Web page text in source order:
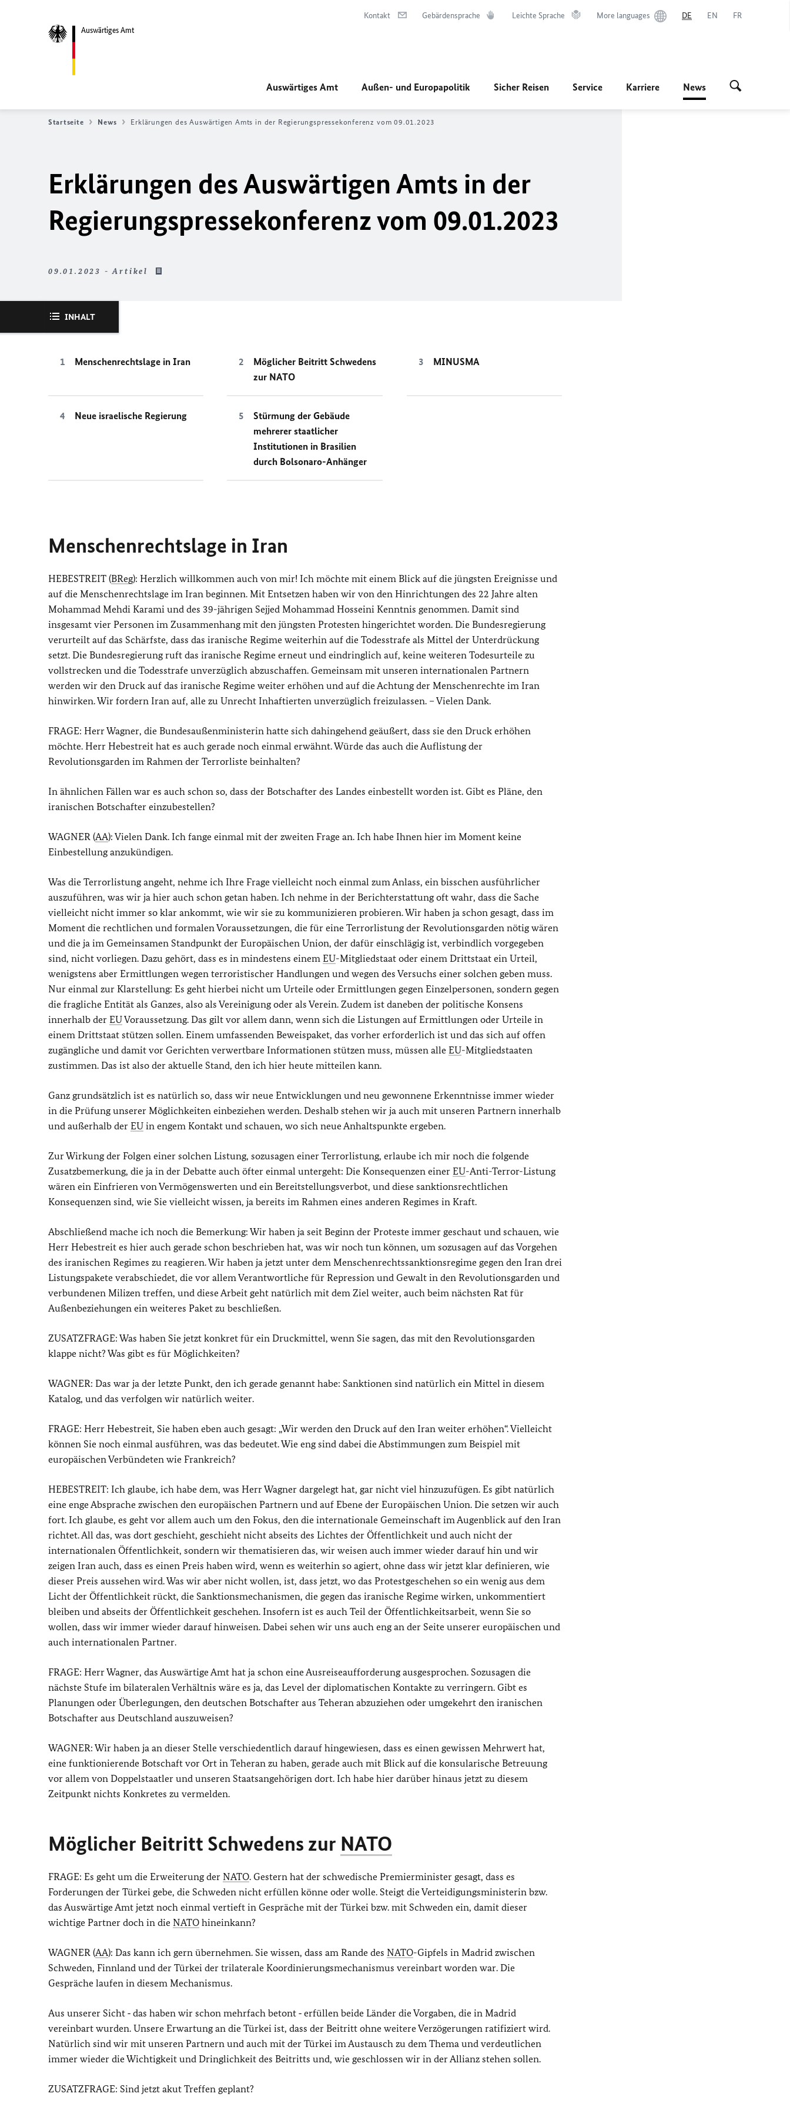
Auswärtiges Amt
Kontakt Gebärdensprache Leichte Sprache More languages DE EN FR
Auswärtiges Amt Außen- und Europapolitik Sicher Reisen Service Karriere News
Startseite News Erklärungen des Auswärtigen Amts in der Regierungspressekonferenz vom 09.01.2023
Erklärungen des Auswärtigen Amts in der
Regierungspressekonferenz vom 09.01.2023
09.01.2023 - Artikel
INHALT
Menschenrechtslage in Iran
Möglicher Beitritt Schwedens
zur NATO
MINUSMA
Neue israelische Regierung
Stürmung der Gebäude
mehrerer staatlicher
Institutionen in Brasilien
durch Bolsonaro-Anhänger
Menschenrechtslage in Iran
HEBESTREIT (BReg): Herzlich willkommen auch von mir! Ich möchte mit einem Blick auf die jüngsten Ereignisse und
auf die Menschenrechtslage im Iran beginnen. Mit Entsetzen haben wir von den Hinrichtungen des 22 Jahre alten
Mohammad Mehdi Karami und des 39-jährigen Sejjed Mohammad Hosseini Kenntnis genommen. Damit sind
insgesamt vier Personen im Zusammenhang mit den jüngsten Protesten hingerichtet worden. Die Bundesregierung
verurteilt auf das Schärfste, dass das iranische Regime weiterhin auf die Todesstrafe als Mittel der Unterdrückung
setzt. Die Bundesregierung ruft das iranische Regime erneut und eindringlich auf, keine weiteren Todesurteile zu
vollstrecken und die Todesstrafe unverzüglich abzuschaffen. Gemeinsam mit unseren internationalen Partnern
werden wir den Druck auf das iranische Regime weiter erhöhen und auf die Achtung der Menschenrechte im Iran
hinwirken. Wir fordern Iran auf, alle zu Unrecht Inhaftierten unverzüglich freizulassen. – Vielen Dank.
FRAGE: Herr Wagner, die Bundesaußenministerin hatte sich dahingehend geäußert, dass sie den Druck erhöhen
möchte. Herr Hebestreit hat es auch gerade noch einmal erwähnt. Würde das auch die Auflistung der
Revolutionsgarden im Rahmen der Terrorliste beinhalten?
In ähnlichen Fällen war es auch schon so, dass der Botschafter des Landes einbestellt worden ist. Gibt es Pläne, den
iranischen Botschafter einzubestellen?
WAGNER (AA): Vielen Dank. Ich fange einmal mit der zweiten Frage an. Ich habe Ihnen hier im Moment keine
Einbestellung anzukündigen.
Was die Terrorlistung angeht, nehme ich Ihre Frage vielleicht noch einmal zum Anlass, ein bisschen ausführlicher
auszuführen, was wir ja hier auch schon getan haben. Ich nehme in der Berichterstattung oft wahr, dass die Sache
vielleicht nicht immer so klar ankommt, wie wir sie zu kommunizieren probieren. Wir haben ja schon gesagt, dass im
Moment die rechtlichen und formalen Voraussetzungen, die für eine Terrorlistung der Revolutionsgarden nötig wären
und die ja im Gemeinsamen Standpunkt der Europäischen Union, der dafür einschlägig ist, verbindlich vorgegeben
sind, nicht vorliegen. Dazu gehört, dass es in mindestens einem EU-Mitgliedstaat oder einem Drittstaat ein Urteil,
wenigstens aber Ermittlungen wegen terroristischer Handlungen und wegen des Versuchs einer solchen geben muss.
Nur einmal zur Klarstellung: Es geht hierbei nicht um Urteile oder Ermittlungen gegen Einzelpersonen, sondern gegen
die fragliche Entität als Ganzes, also als Vereinigung oder als Verein. Zudem ist daneben der politische Konsens
innerhalb der EUVoraussetzung. Das gilt vor allem dann, wenn sich die Listungen auf Ermittlungen oder Urteile in
einem Drittstaat stützen sollen. Einem umfassenden Beweispaket, das vorher erforderlich ist und das sich auf offen
zugängliche und damit vor Gerichten verwertbare Informationen stützen muss, müssen alle EU-Mitgliedstaaten
zustimmen. Das ist also der aktuelle Stand, den ich hier heute mitteilen kann.
Ganz grundsätzlich ist es natürlich so, dass wir neue Entwicklungen und neu gewonnene Erkenntnisse immer wieder
in die Prüfung unserer Möglichkeiten einbeziehen werden. Deshalb stehen wir ja auch mit unseren Partnern innerhalb
und außerhalb der EU in engem Kontakt und schauen, wo sich neue Anhaltspunkte ergeben.
Zur Wirkung der Folgen einer solchen Listung, sozusagen einer Terrorlistung, erlaube ich mir noch die folgende
Zusatzbemerkung, die ja in der Debatte auch öfter einmal untergeht: Die Konsequenzen einer EU-Anti-Terror-Listung
wären ein Einfrieren von Vermögenswerten und ein Bereitstellungsverbot, und diese sanktionsrechtlichen
Konsequenzen sind, wie Sie vielleicht wissen, ja bereits im Rahmen eines anderen Regimes in Kraft.
Abschließend mache ich noch die Bemerkung: Wir haben ja seit Beginn der Proteste immer geschaut und schauen, wie
Herr Hebestreit es hier auch gerade schon beschrieben hat, was wir noch tun können, um sozusagen auf das Vorgehen
des iranischen Regimes zu reagieren. Wir haben ja jetzt unter dem Menschenrechtssanktionsregime gegen den Iran drei
Listungspakete verabschiedet, die vor allem Verantwortliche für Repression und Gewalt in den Revolutionsgarden und
verbundenen Milizen treffen, und diese Arbeit geht natürlich mit dem Ziel weiter, auch beim nächsten Rat für
Außenbeziehungen ein weiteres Paket zu beschließen.
ZUSATZFRAGE: Was haben Sie jetzt konkret für ein Druckmittel, wenn Sie sagen, das mit den Revolutionsgarden
klappe nicht? Was gibt es für Möglichkeiten?
WAGNER: Das war ja der letzte Punkt, den ich gerade genannt habe: Sanktionen sind natürlich ein Mittel in diesem
Katalog, und das verfolgen wir natürlich weiter.
FRAGE: Herr Hebestreit, Sie haben eben auch gesagt: „Wir werden den Druck auf den Iran weiter erhöhen“. Vielleicht
können Sie noch einmal ausführen, was das bedeutet. Wie eng sind dabei die Abstimmungen zum Beispiel mit
europäischen Verbündeten wie Frankreich?
HEBESTREIT: Ich glaube, ich habe dem, was Herr Wagner dargelegt hat, gar nicht viel hinzuzufügen. Es gibt natürlich
eine enge Absprache zwischen den europäischen Partnern und auf Ebene der Europäischen Union. Die setzen wir auch
fort. Ich glaube, es geht vor allem auch um den Fokus, den die internationale Gemeinschaft im Augenblick auf den Iran
richtet. All das, was dort geschieht, geschieht nicht abseits des Lichtes der Öffentlichkeit und auch nicht der
internationalen Öffentlichkeit, sondern wir thematisieren das, wir weisen auch immer wieder darauf hin und wir
zeigen Iran auch, dass es einen Preis haben wird, wenn es weiterhin so agiert, ohne dass wir jetzt klar definieren, wie
dieser Preis aussehen wird. Was wir aber nicht wollen, ist, dass jetzt, wo das Protestgeschehen so ein wenig aus dem
Licht der Öffentlichkeit rückt, die Sanktionsmechanismen, die gegen das iranische Regime wirken, unkommentiert
bleiben und abseits der Öffentlichkeit geschehen. Insofern ist es auch Teil der Öffentlichkeitsarbeit, wenn Sie so
wollen, dass wir immer wieder darauf hinweisen. Dabei sehen wir uns auch eng an der Seite unserer europäischen und
auch internationalen Partner.
FRAGE: Herr Wagner, das Auswärtige Amt hat ja schon eine Ausreiseaufforderung ausgesprochen. Sozusagen die
nächste Stufe im bilateralen Verhältnis wäre es ja, das Level der diplomatischen Kontakte zu verringern. Gibt es
Planungen oder Überlegungen, den deutschen Botschafter aus Teheran abzuziehen oder umgekehrt den iranischen
Botschafter aus Deutschland auszuweisen?
WAGNER: Wir haben ja an dieser Stelle verschiedentlich darauf hingewiesen, dass es einen gewissen Mehrwert hat,
eine funktionierende Botschaft vor Ort in Teheran zu haben, gerade auch mit Blick auf die konsularische Betreuung
vor allem von Doppelstaatler und unseren Staatsangehörigen dort. Ich habe hier darüber hinaus jetzt zu diesem
Zeitpunkt nichts Konkretes zu vermelden.
Möglicher Beitritt Schwedens zur NATO
FRAGE: Es geht um die Erweiterung der NATO. Gestern hat der schwedische Premierminister gesagt, dass es
Forderungen der Türkei gebe, die Schweden nicht erfüllen könne oder wolle. Steigt die Verteidigungsministerin bzw.
das Auswärtige Amt jetzt noch einmal vertieft in Gespräche mit der Türkei bzw. mit Schweden ein, damit dieser
wichtige Partner doch in die NATO hineinkann?
WAGNER (AA): Das kann ich gern übernehmen. Sie wissen, dass am Rande des NATO-Gipfels in Madrid zwischen
Schweden, Finnland und der Türkei der trilaterale Koordinierungsmechanismus vereinbart worden war. Die
Gespräche laufen in diesem Mechanismus.
Aus unserer Sicht ‑ das haben wir schon mehrfach betont ‑ erfüllen beide Länder die Vorgaben, die in Madrid
vereinbart wurden. Unsere Erwartung an die Türkei ist, dass der Beitritt ohne weitere Verzögerungen ratifiziert wird.
Natürlich sind wir mit unseren Partnern und auch mit der Türkei im Austausch zu dem Thema und verdeutlichen
immer wieder die Wichtigkeit und Dringlichkeit des Beitritts und, wie geschlossen wir in der Allianz stehen sollen.
ZUSATZFRAGE: Sind jetzt akut Treffen geplant?